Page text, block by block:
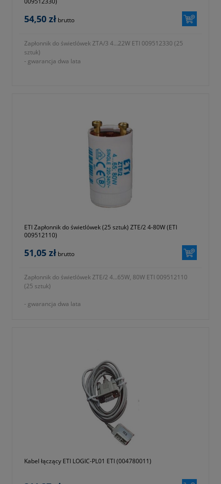
54,50 zł brutto
Zapłonnik do świetlówek ZTA/3 4…22W ETI 009512330 (25
sztuk)
- gwarancja dwa lata
ETI Zapłonnik do świetlówek (25 sztuk) ZTE/2 4-80W (ETI
009512110)
51,05 zł brutto
Zapłonnik do świetlówek ZTE/2 4…65W, 80W ETI 009512110
(25 sztuk)
- gwarancja dwa lata
Kabel łączący ETI LOGIC-PL01 ETI (004780011)